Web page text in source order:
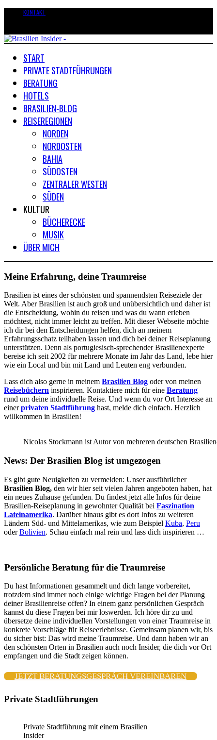
KONTAKT
START
PRIVATE STADTFÜHRUNGEN
BERATUNG
HOTELS
BRASILIEN-BLOG
REISEREGIONEN
NORDEN
NORDOSTEN
BAHIA
SÜDOSTEN
ZENTRALER WESTEN
SÜDEN
KULTUR
BÜCHERECKE
MUSIK
ÜBER MICH
Meine Erfahrung, deine Traumreise
Brasilien ist eines der schönsten und spannendsten Reiseziele der
Welt. Aber Brasilien ist auch groß und unübersichtlich und daher ist
die Entscheidung, wohin du reisen und was du wann erleben
möchtest, nicht immer leicht zu treffen. Mit dieser Webseite möchte
ich dir bei den Entscheidungen helfen, dich an meinem
Erfahrungsschatz teilhaben lassen und dich bei deiner Reiseplanung
unterstützen. Denn als portugiesisch-sprechender Brasilienexperte
bereise ich seit 2002 für mehrere Monate im Jahr das Land, lebe hier
wie ein Local und bin mit Land und Leuten eng verbunden.
Lass dich also gerne in meinem Brasilien Blog oder von meinen
Reisebüchern inspirieren. Kontaktiere mich für eine Beratung
rund um deine individuelle Reise. Und wenn du vor Ort Interesse an
einerprivaten Stadtführung hast, melde dich einfach. Herzlich
willkommen in Brasilien!
Nicolas Stockmann ist Autor von mehreren deutschen
News: Der Brasilien Blog ist umgezogen
Es gibt gute Neuigkeiten zu vermelden: Unser ausführlicher
Brasilien Blog, den wir hier seit vielen Jahren angeboten haben, hat
ein neues Zuhause gefunden. Du findest jetzt alle Infos für deine
Brasilien-Reiseplanung in gewohnter Qualität bei Faszination
Lateinamerika. Darüber hinaus gibt es dort Infos zu weiteren
Ländern Süd- und Mittelamerikas, wie zum Beispiel Kuba, Peru
oderBolivien. Schau einfach mal rein und lass dich inspirieren …
Persönliche Beratung für die Traumreise
Du hast Informationen gesammelt und dich lange vorbereitet,
trotzdem sind immer noch einige wichtige Fragen bei der Planung
deiner Brasilienreise offen? In einem ganz persönlichen Gespräch
kannst du diese Fragen bei mir loswerden. Ich höre dir zu und
übersetze deine individuellen Vorstellungen von einer Traumreise in
konkrete Vorschläge für Reiseerlebnisse. Gemeinsam planen wir, bis
du sicher bist: Das wird meine Traumreise. Und dann haben wir an
den schönsten Orten in Brasilien auch noch Insider, die dich vor Ort
empfangen und die Stadt zeigen können.
JETZT BERATUNGSGESPRÄCH VEREINBAREN
Private Stadtführungen
Private Stadtführung mit einem Brasilien
Insider